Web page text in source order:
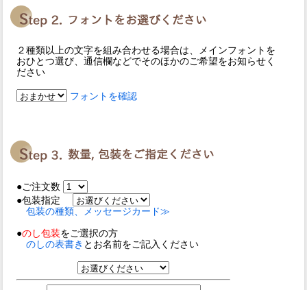
２種類以上の文字を組み合わせる場合は、メインフォントを
おひとつ選び、通信欄などでそのほかのご希望をお知らせく
ださい
フォントを確認
●ご注文数
●包装指定
包装の種類、メッセージカード≫
●のし包装をご選択の方
のしの表書き とお名前をご記入ください